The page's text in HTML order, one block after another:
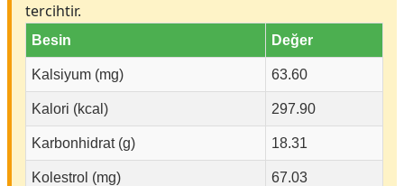
tercihtir.
Besin Değer
Kalsiyum (mg) 63.60
Kalori (kcal) 297.90
Karbonhidrat (g) 18.31
Kolestrol (mg) 67.03